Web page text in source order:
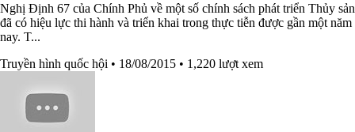
Nghị Định 67 của Chính Phủ về một số chính sách phát triển Thủy sản
đã có hiệu lực thi hành và triển khai trong thực tiễn được gần một năm
nay. T...
Truyền hình quốc hội • 18/08/2015 • 1,220 lượt xem